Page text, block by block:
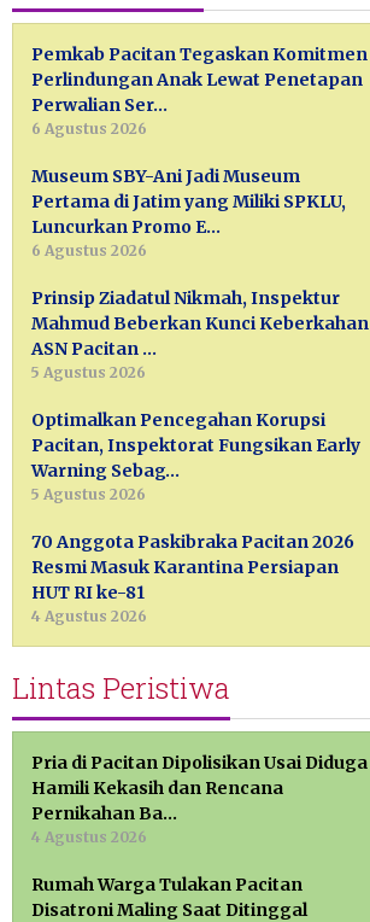
Pemkab Pacitan Tegaskan Komitmen
Perlindungan Anak Lewat Penetapan
Perwalian Ser…
6 Agustus 2026
Museum SBY-Ani Jadi Museum
Pertama di Jatim yang Miliki SPKLU,
Luncurkan Promo E…
6 Agustus 2026
Prinsip Ziadatul Nikmah, Inspektur
Mahmud Beberkan Kunci Keberkahan
ASN Pacitan …
5 Agustus 2026
Optimalkan Pencegahan Korupsi
Pacitan, Inspektorat Fungsikan Early
Warning Sebag…
5 Agustus 2026
70 Anggota Paskibraka Pacitan 2026
Resmi Masuk Karantina Persiapan
HUT RI ke-81
4 Agustus 2026
Lintas Peristiwa
Pria di Pacitan Dipolisikan Usai Diduga
Hamili Kekasih dan Rencana
Pernikahan Ba…
4 Agustus 2026
Rumah Warga Tulakan Pacitan
Disatroni Maling Saat Ditinggal